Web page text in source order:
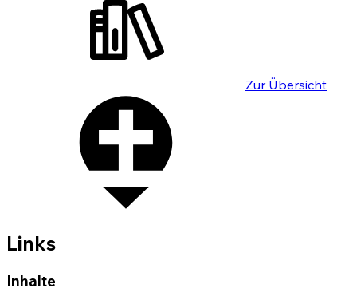
Zur Übersicht
Links
Inhalte